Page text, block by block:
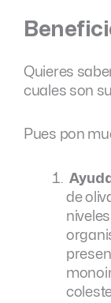
Quieres
cuales son
Pues pon
de